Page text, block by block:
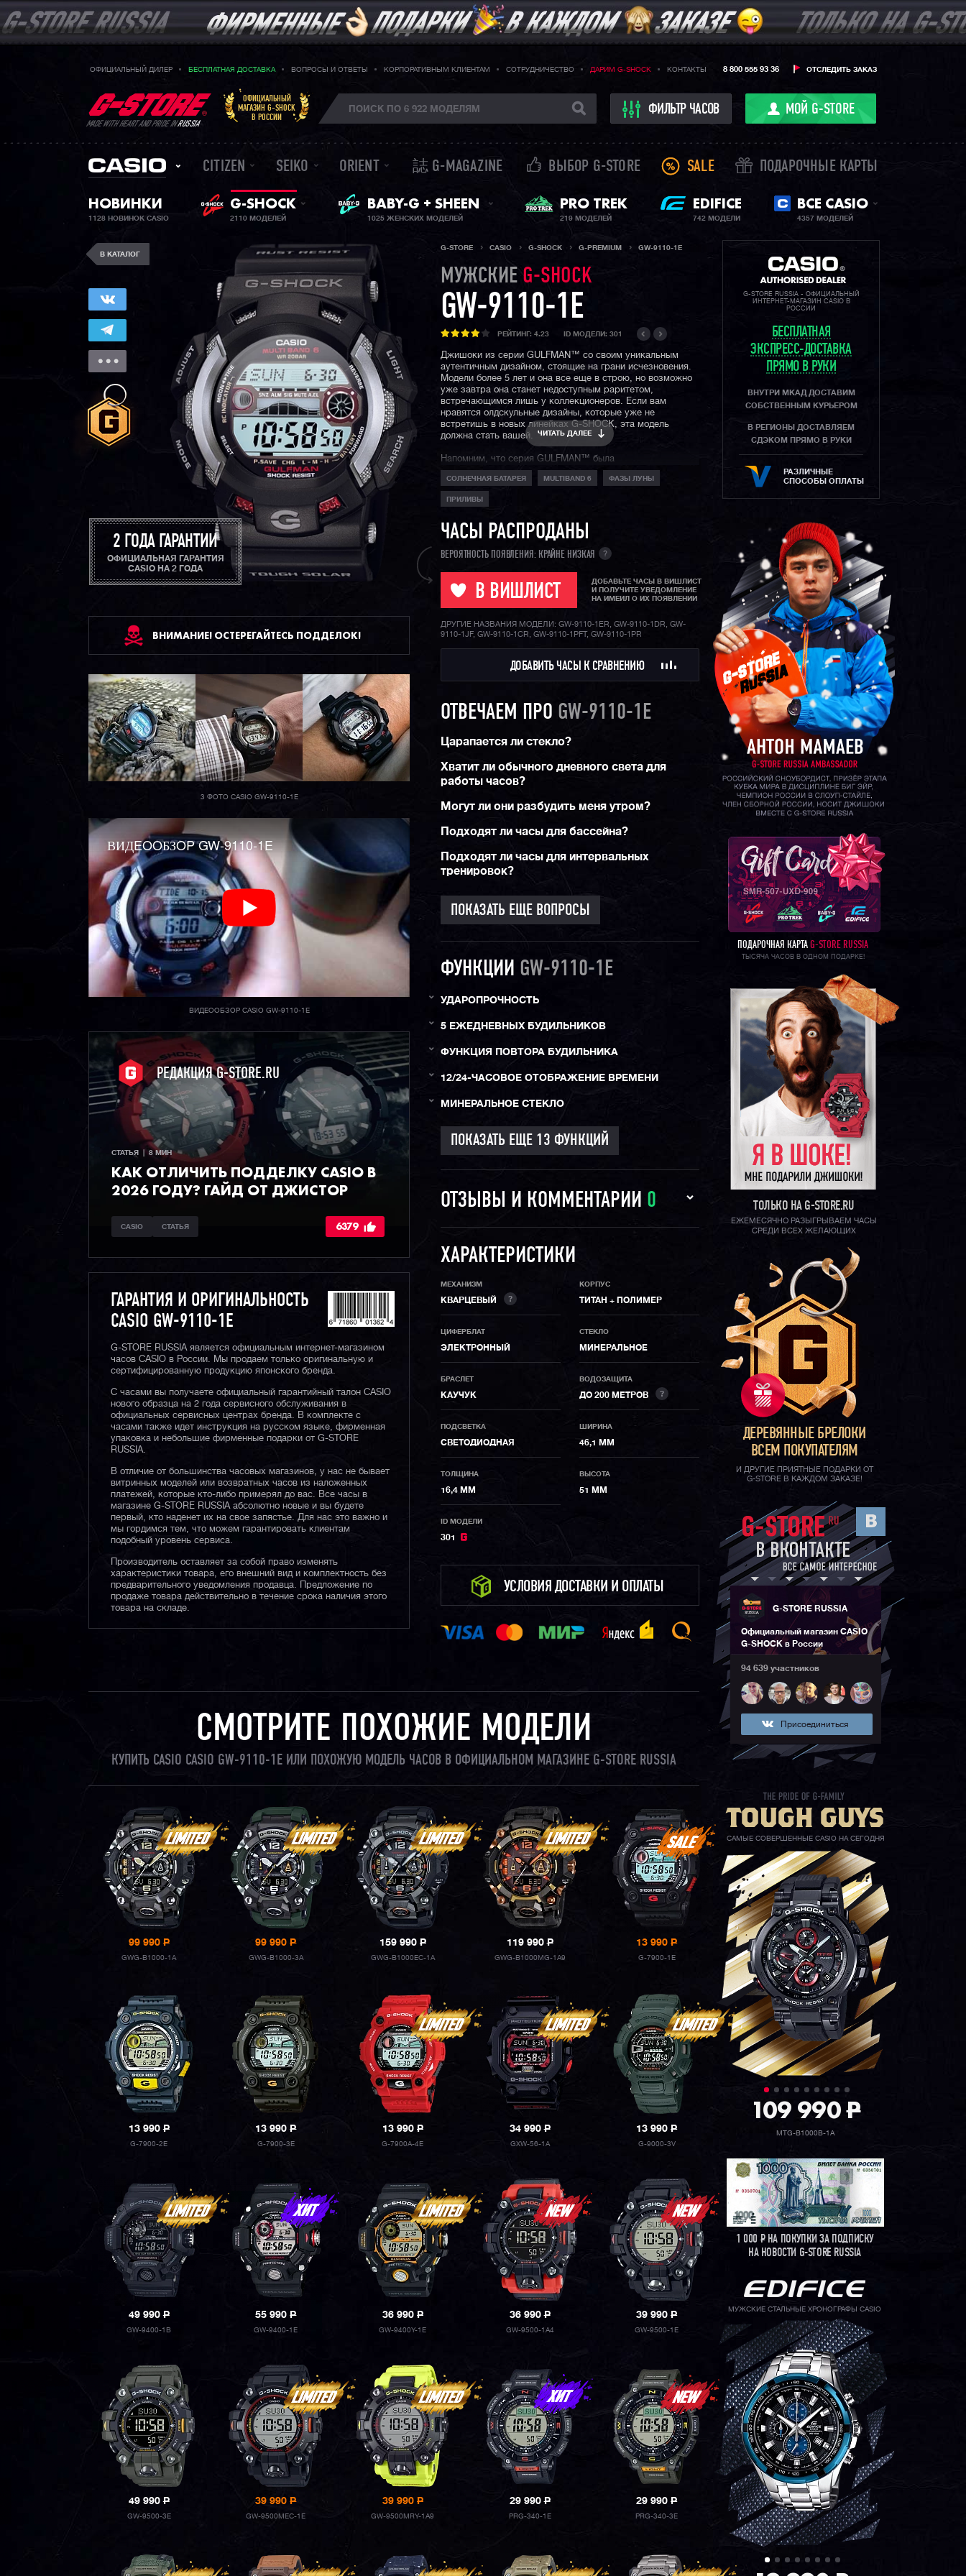
ОФИЦИАЛЬНЫЙ ДИЛЕР БЕСПЛАТНАЯ ДОСТАВКА ВОПРОСЫ И ОТВЕТЫ КОРПОРАТИВНЫМ КЛИЕНТАМ СОТРУДНИЧЕСТВО ДАРИМ G-SHOCK КОНТАКТЫ ОТСЛЕДИТЬ ЗАКАЗ
8 800 555 93 36
MADE WITH HEART AND PRIDE INRUSSIA
ОФИЦИАЛЬНЫЙ
МАГАЗИН G-SHOCK
В РОССИИ
ФИЛЬТР ЧАСОВ МОЙ G-STORE
CITIZEN SEIKO ORIENT 誌 G-MAGAZINE ВЫБОР G-STORE SALE ПОДАРОЧНЫЕ КАРТЫ
НОВИНКИ
1128 НОВИНОК CASIO
G-SHOCK
2110 МОДЕЛЕЙ
BABY-G + SHEEN
1025 ЖЕНСКИХ МОДЕЛЕЙ
PRO TREK
219 МОДЕЛЕЙ
EDIFICE
742 МОДЕЛИ
ВСЕ CASIO
4357 МОДЕЛЕЙ
В КАТАЛОГ
2 ГОДА ГАРАНТИИ
ОФИЦИАЛЬНАЯ ГАРАНТИЯ
CASIO НА 2 ГОДА
ВНИМАНИЕ! ОСТЕРЕГАЙТЕСЬ ПОДДЕЛОК!
3 ФОТО CASIO GW-9110-1E
ВИДEOOБЗOP GW-9110-1E
ВИДЕООБЗОР CASIO GW-9110-1E
РЕДАКЦИЯ G-STORE.RU
СТАТЬЯ  |  8 МИН
КАК ОТЛИЧИТЬ ПОДДЕЛКУ CASIO В
2026 ГОДУ? ГАЙД ОТ ДЖИСТОР
CASIO СТАТЬЯ 6379
ГАРАНТИЯ И ОРИГИНАЛЬНОСТЬ
CASIO GW-9110-1E
G-STORE RUSSIA является официальным интернет-магазином
часов CASIO в России. Мы продаем только оригинальную и
сертифицированную продукцию японского бренда.
С часами вы получаете официальный гарантийный талон CASIO
нового образца на 2 года сервисного обслуживания в
официальных сервисных центрах бренда. В комплекте с
часами также идет инструкция на русском языке, фирменная
упаковка и небольшие фирменные подарки от G-STORE
RUSSIA.
В отличие от большинства часовых магазинов, у нас не бывает
витринных моделей или возвратных часов из наложенных
платежей, которые кто-либо примерял до вас. Все часы в
магазине G-STORE RUSSIA абсолютно новые и вы будете
первый, кто наденет их на свое запястье. Для нас это важно и
мы гордимся тем, что можем гарантировать клиентам
подобный уровень сервиса.
Производитель оставляет за собой право изменять
характеристики товара, его внешний вид и комплектность без
предварительного уведомления продавца. Предложение по
продаже товара действительно в течение срока наличия этого
товара на складе.
G-STORE CASIO G-SHOCK G-PREMIUM GW-9110-1E
МУЖСКИЕ G-SHOCK
GW-9110-1E
РЕЙТИНГ: 4.23 ID МОДЕЛИ: 301
Джишоки из серии GULFMAN™ со своим уникальным
аутентичным дизайном, стоящие на грани исчезновения.
Модели более 5 лет и она все еще в строю, но возможно
уже завтра она станет недоступным раритетом,
встречающимся лишь у коллекционеров. Если вам
нравятся олдскульные дизайны, которые уже не
встретишь в новых линейках G-SHOCK, эта модель
должна стать вашей.
Напомним, что серия GULFMAN™ была
предшественником современной серииGULFMASTER™
отличается своей устойчивость к суровым условиям
морской воды и способна успешно противостоять
ржавчине и коррозии.
На борту синхронизация времени по радио-сигналу,
график приливов и отливов, отображение фаз Луны,
солнечная батарея и отображение уровня заряда
ЧИТАТЬ ДАЛЕЕ
СОЛНЕЧНАЯ БАТАРЕЯ MULTIBAND 6 ФАЗЫ ЛУНЫ
ПРИЛИВЫ
ЧАСЫ РАСПРОДАНЫ
ВЕРОЯТНОСТЬ ПОЯВЛЕНИЯ: КРАЙНЕ НИЗКАЯ ?
В ВИШЛИСТ
ДОБАВЬТЕ ЧАСЫ В ВИШЛИСТ
И ПОЛУЧИТЕ УВЕДОМЛЕНИЕ
НА ИМЕИЛ О ИХ ПОЯВЛЕНИИ
ДРУГИЕ НАЗВАНИЯ МОДЕЛИ: GW-9110-1ER, GW-9110-1DR, GW-
9110-1JF, GW-9110-1CR, GW-9110-1PFT, GW-9110-1PR
ДОБАВИТЬ ЧАСЫ К СРАВНЕНИЮ
ОТВЕЧАЕМ ПРО GW-9110-1E
Царапается ли стекло?
Хватит ли обычного дневного света для
работы часов?
Могут ли они разбудить меня утром?
Подходят ли часы для бассейна?
Подходят ли часы для интервальных
тренировок?
ПОКАЗАТЬ ЕЩЕ ВОПРОСЫ
ФУНКЦИИ GW-9110-1E
УДАРОПРОЧНОСТЬ
5 ЕЖЕДНЕВНЫХ БУДИЛЬНИКОВ
ФУНКЦИЯ ПОВТОРА БУДИЛЬНИКА
12/24-ЧАСОВОЕ ОТОБРАЖЕНИЕ ВРЕМЕНИ
МИНЕРАЛЬНОЕ СТЕКЛО
ОТЗЫВЫ И КОММЕНТАРИИ 0
ХАРАКТЕРИСТИКИ
МЕХАНИЗМ
КВАРЦЕВЫЙ ?
КОРПУС
ТИТАН + ПОЛИМЕР
ЦИФЕРБЛАТ
ЭЛЕКТРОННЫЙ
СТЕКЛО
МИНЕРАЛЬНОЕ
БРАСЛЕТ
КАУЧУК
ВОДОЗАЩИТА
ДО 200 МЕТРОВ ?
ПОДСВЕТКА
СВЕТОДИОДНАЯ
ШИРИНА
46,1 ММ
ТОЛЩИНА
16,4 ММ
ВЫСОТА
51 ММ
ID МОДЕЛИ
301
УСЛОВИЯ ДОСТАВКИ И ОПЛАТЫ
СМОТРИТЕ ПОХОЖИЕ МОДЕЛИ
КУПИТЬ CASIO CASIO GW-9110-1E ИЛИ ПОХОЖУЮ МОДЕЛЬ ЧАСОВ В ОФИЦИАЛЬНОМ МАГАЗИНЕ G-STORE RUSSIA
99 990P
GWG-B1000-1A
99 990P
GWG-B1000-3A
159 990 P
GWG-B1000EC-1A
119 990P
GWG-B1000MG-1A9
13 990P
G-7900-1E
13 990P
G-7900-2E
13 990P
G-7900-3E
13 990 P
G-7900A-4E
34 990P
GXW-56-1A
13 990P
G-9000-3V
49 990P
GW-9400-1B
55 990P
GW-9400-1E
36 990 P
GW-9400Y-1E
36 990P
GW-9500-1A4
39 990P
GW-9500-1E
49 990P
GW-9500-3E
39 990P
GW-9500MEC-1E
39 990 P
GW-9500MRY-1A9
29 990P
PRG-340-1E
29 990P
PRG-340-3E
G-STORE RUSSIA - ОФИЦИАЛЬНЫЙ
ИНТЕРНЕТ-МАГАЗИН CASIO В
РОССИИ
БЕСПЛАТНАЯ
ЭКСПРЕСС-ДОСТАВКА
ПРЯМО В РУКИ
ВНУТРИ МКАД ДОСТАВИМ
СОБСТВЕННЫМ КУРЬЕРОМ
В РЕГИОНЫ ДОСТАВЛЯЕМ
СДЭКОМ ПРЯМО В РУКИ
РАЗЛИЧНЫЕ
СПОСОБЫ ОПЛАТЫ
ПОДАРОЧНАЯ КАРТА G-STORE RUSSIA
ТЫСЯЧА ЧАСОВ В ОДНОМ ПОДАРКЕ!
ТОЛЬКО НА G-STORE.RU
ЕЖЕМЕСЯЧНО РАЗЫГРЫВАЕМ ЧАСЫ
СРЕДИ ВСЕХ ЖЕЛАЮЩИХ
ДЕРЕВЯННЫЕ БРЕЛОКИ
ВСЕМ ПОКУПАТЕЛЯМ
И ДРУГИЕ ПРИЯТНЫЕ ПОДАРКИ ОТ
G-STORE В КАЖДОМ ЗАКАЗЕ!
G-STORE RUSSIA
Официальный магазин CASIO
G-SHOCK в России
94 639 участников
Присоединиться
САМЫЕ СОВЕРШЕННЫЕ CASIO НА СЕГОДНЯ
109 990P
MTG-B1000B-1A
1 000РНА ПОКУПКИ ЗА ПОДПИСКУ
НА НОВОСТИ G-STORE RUSSIA
МУЖСКИЕ СТАЛЬНЫЕ ХРОНОГРАФЫ CASIO